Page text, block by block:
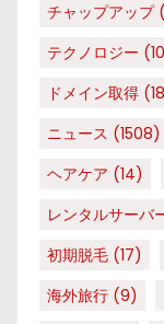
チャップアップ
テクノロジー
ドメイン取得
ニュース (1508)
ヘアケア (14)
レンタルサーバ
初期脱毛 (17)
海外旅行 (9)